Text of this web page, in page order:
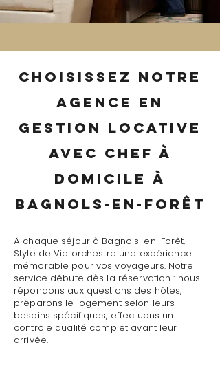
Choisissez notre
agence en
gestion locative
avec chef à
domicile à
Bagnols-en-Forêt
À chaque séjour à Bagnols-en-Forêt,
Style de Vie orchestre une expérience
mémorable pour vos voyageurs. Notre
service débute dès la réservation : nous
répondons aux questions des hôtes,
préparons le logement selon leurs
besoins spécifiques, effectuons un
contrôle qualité complet avant leur
arrivée.
Le jour J, notre agence en gestion